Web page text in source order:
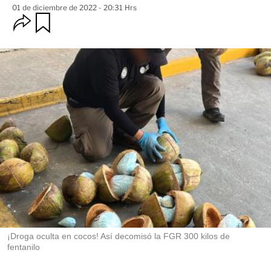
01 de diciembre de 2022 - 20:31 Hrs
O
p
i
o
n
s
d
o
m
p
a
r
t
i
r
r
a
¡Droga oculta en cocos! Así decomisó la FGR 300 kilos de
fentanilo